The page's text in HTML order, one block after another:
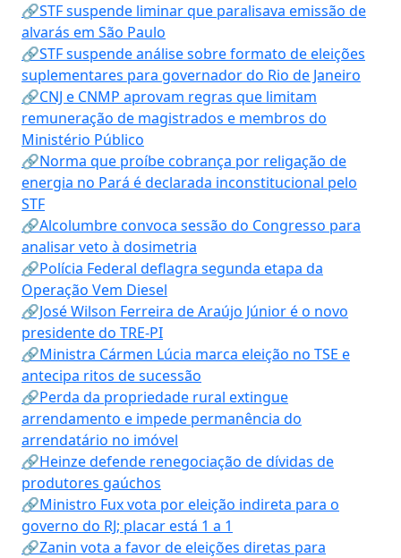
🔗STF suspende liminar que paralisava emissão de
alvarás em São Paulo
🔗STF suspende análise sobre formato de eleições
suplementares para governador do Rio de Janeiro
🔗CNJ e CNMP aprovam regras que limitam
remuneração de magistrados e membros do
Ministério Público
🔗Norma que proíbe cobrança por religação de
energia no Pará é declarada inconstitucional pelo
STF
🔗Alcolumbre convoca sessão do Congresso para
analisar veto à dosimetria
🔗Polícia Federal deflagra segunda etapa da
Operação Vem Diesel
🔗José Wilson Ferreira de Araújo Júnior é o novo
presidente do TRE-PI
🔗Ministra Cármen Lúcia marca eleição no TSE e
antecipa ritos de sucessão
🔗Perda da propriedade rural extingue
arrendamento e impede permanência do
arrendatário no imóvel
🔗Heinze defende renegociação de dívidas de
produtores gaúchos
🔗Ministro Fux vota por eleição indireta para o
governo do RJ; placar está 1 a 1
🔗Zanin vota a favor de eleições diretas para